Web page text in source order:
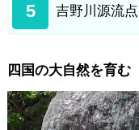
5 吉野川源流点
四国の大自然を育む